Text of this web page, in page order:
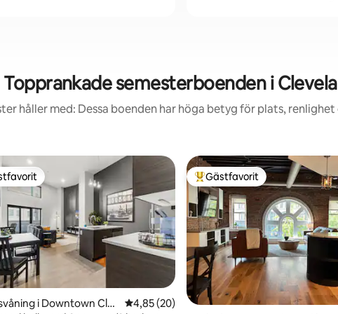
Topprankade semesterboenden i
håller med: Dessa boenden har höga betyg för plats, renlighet
betyg, 81 omdömen
i Downtown Clev
4,85 av 5 i genomsnittligt betyg, 20
4,85 (20)
Populär gästfavorit
Gästfavorit